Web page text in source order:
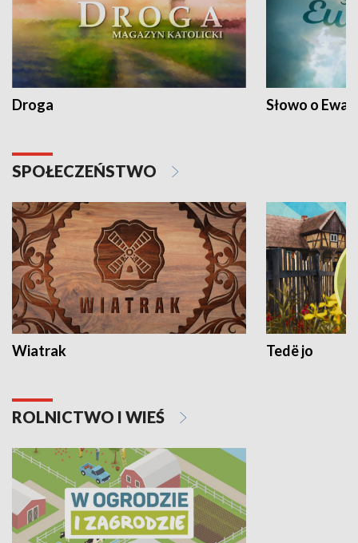
Droga Słowo o
SPOŁECZEŃSTWO
Wiatrak Tedë jo
ROLNICTWO I WIEŚ